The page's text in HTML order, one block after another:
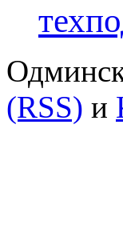
(RSS) и